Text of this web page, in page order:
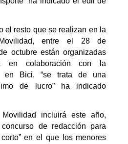
el resto que se realizan en la
entre el 28 de
octubre están organizadas
en colaboración con la
en Bici, “se trata de una
de lucro” ha indicado
incluirá este año,
de redacción para
en el que los menores